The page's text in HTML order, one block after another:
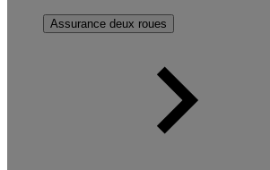
Assurance deux roues